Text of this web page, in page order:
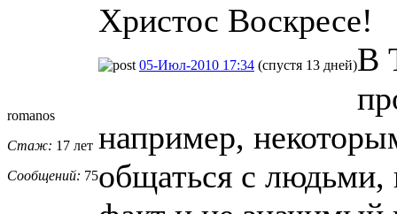
Христос Воскресе!
romanos
Стаж: 17 лет
Сообщений: 75
05-Июл-2010 17:34 (спустя 13 дней)В
например,
общаться с людьми,